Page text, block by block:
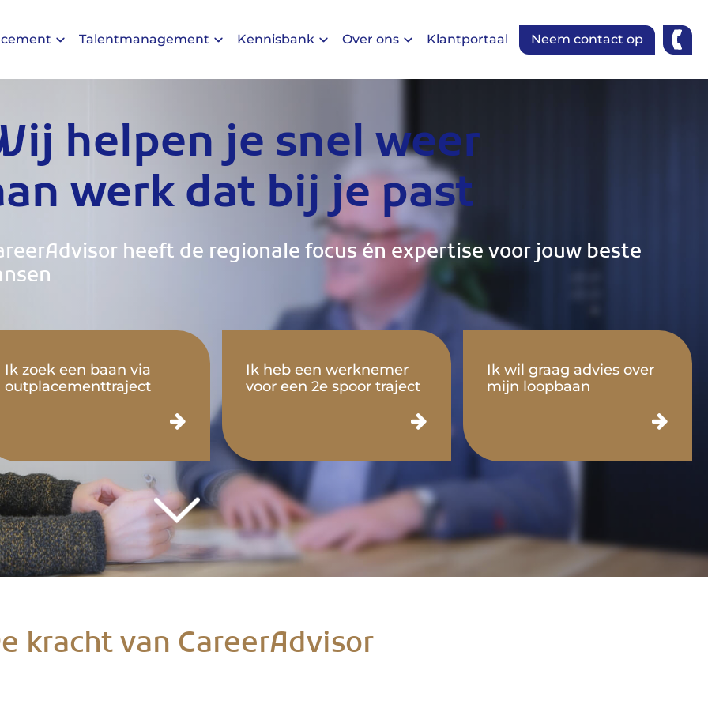
Talentmanagement Kennisbank Over ons Klantportaal Neem contact op
helpen je snel weer
werk dat bij je past
heeft de regionale focus én expertise voor jouw beste
Ik zoek een baan via
outplacementtraject
Ik heb een werknemer
voor een 2e spoor traject
Ik wil graag advies over
mijn loopbaan
kracht van CareerAdvisor